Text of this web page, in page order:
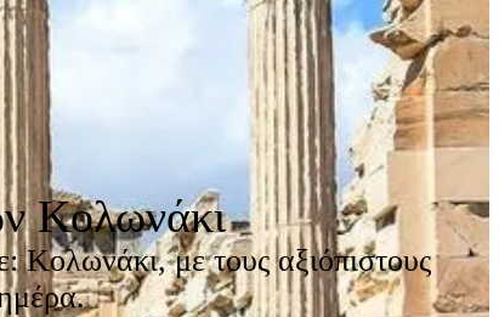
Κολωνάκι
Κολωνάκι, με τους αξιόπιστους